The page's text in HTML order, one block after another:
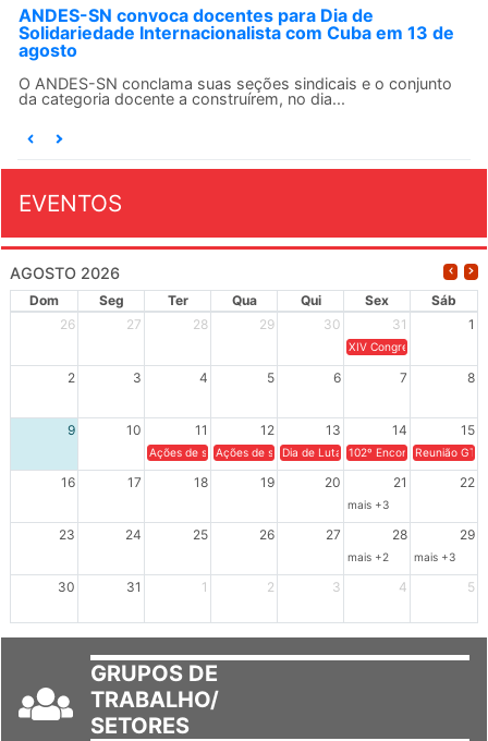
ANDES-SN convoca docentes para Dia de
Solidariedade Internacionalista com Cuba em 13 de
agosto
O ANDES-SN conclama suas seções sindicais e o conjunto
da categoria docente a construírem, no dia...
EVENTOS
AGOSTO 2026
Dom Seg Ter Qua Qui Sex
Sáb
26
27 28 29 30 31 1
XIV Congresso Brasileiro
2 3 4 5 6 7 8
9 10 11 12 13 14 15
Ações de solidariedade a Cuba no Rio Grande do Sul - 100
Ações de solidariedade a Cuba no Rio Grande do
Dia de Luta em Defesa de Cuba e da
102º Encontro da
Reunião
16 17 18 19 20 21 22
mais +3
23 24 25 26 27 28 29
mais +2 mais +3
30 31 1 2 3 4 5
GRUPOS DE
TRABALHO/
SETORES